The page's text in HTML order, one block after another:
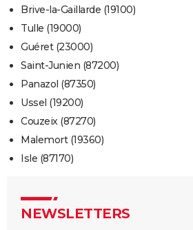
Brive-la-Gaillarde (19100)
Tulle (19000)
Guéret (23000)
Saint-Junien (87200)
Panazol (87350)
Ussel (19200)
Couzeix (87270)
Malemort (19360)
Isle (87170)
NEWSLETTERS